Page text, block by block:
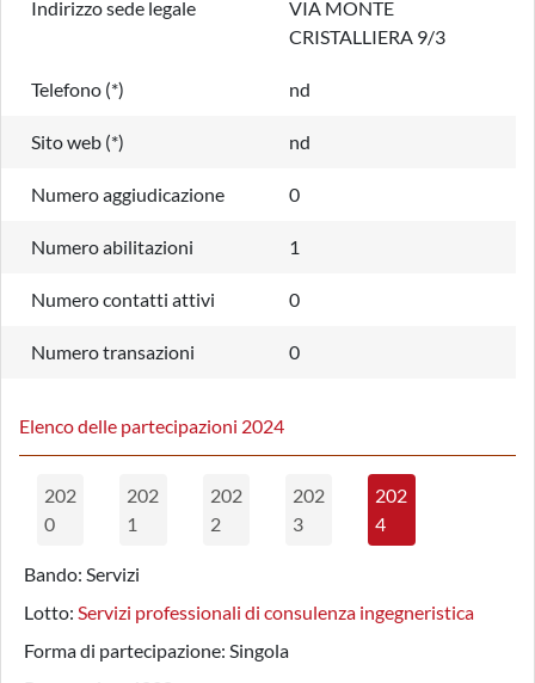
Indirizzo sede legale
VIA MONTE
CRISTALLIERA 9/3
Telefono (*) nd
Sito web (*) nd
Numero aggiudicazione 0
Numero abilitazioni 1
Numero contatti attivi 0
Numero transazioni 0
Elenco delle partecipazioni 2024
202
0
202
1
202
2
202
3
202
4
Bando: Servizi
Lotto: Servizi professionali di consulenza ingegneristica
Forma di partecipazione: Singola